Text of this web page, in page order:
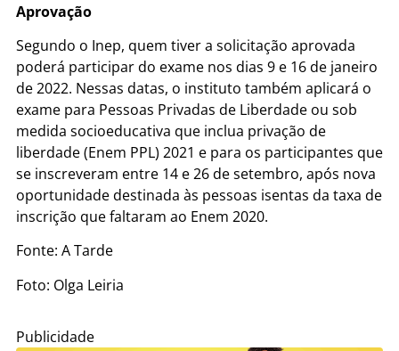
Aprovação
Segundo o Inep, quem tiver a solicitação aprovada
poderá participar do exame nos dias 9 e 16 de janeiro
de 2022. Nessas datas, o instituto também aplicará o
exame para Pessoas Privadas de Liberdade ou sob
medida socioeducativa que inclua privação de
liberdade (Enem PPL) 2021 e para os participantes que
se inscreveram entre 14 e 26 de setembro, após nova
oportunidade destinada às pessoas isentas da taxa de
inscrição que faltaram ao Enem 2020.
Fonte: A Tarde
Foto: Olga Leiria
Publicidade